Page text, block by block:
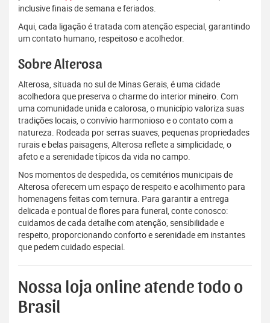
inclusive finais de semana e feriados.
Aqui, cada ligação é tratada com atenção especial, garantindo
um contato humano, respeitoso e acolhedor.
Sobre Alterosa
Alterosa, situada no sul de Minas Gerais, é uma cidade
acolhedora que preserva o charme do interior mineiro. Com
uma comunidade unida e calorosa, o município valoriza suas
tradições locais, o convívio harmonioso e o contato com a
natureza. Rodeada por serras suaves, pequenas propriedades
rurais e belas paisagens, Alterosa reflete a simplicidade, o
afeto e a serenidade típicos da vida no campo.
Nos momentos de despedida, os cemitérios municipais de
Alterosa oferecem um espaço de respeito e acolhimento para
homenagens feitas com ternura. Para garantir a entrega
delicada e pontual de flores para funeral, conte conosco:
cuidamos de cada detalhe com atenção, sensibilidade e
respeito, proporcionando conforto e serenidade em instantes
que pedem cuidado especial.
Nossa loja online atende todo o
Brasil